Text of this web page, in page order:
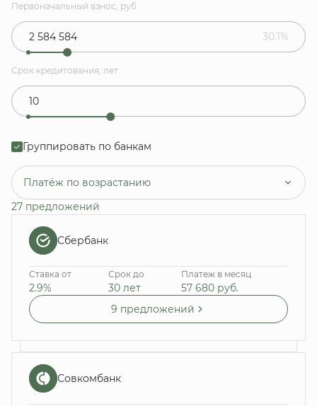
Первоначальный взнос, руб.
30.1%
Срок кредитования, лет
Группировать по банкам
Платёж по возрастанию
27 предложений
Сбербанк
Ставка от
2.9%
Срок до
30 лет
Платеж в месяц
57 680 руб.
9 предложений
Совкомбанк